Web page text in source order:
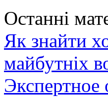
Останні
Як знайти
майбутніх